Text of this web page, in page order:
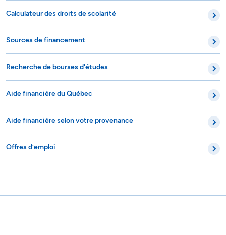
Calculateur des droits de scolarité
Sources de financement
Recherche de bourses d'études
Aide financière du Québec
Aide financière selon votre provenance
Offres d’emploi